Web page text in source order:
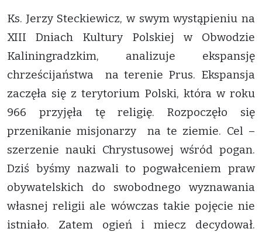
Ks. Jerzy Steckiewicz, w swym wystąpieniu na
XIII Dniach Kultury Polskiej w Obwodzie
Kaliningradzkim, analizuje ekspansję
chrześcijaństwa na terenie Prus. Ekspansja
zaczęła się z terytorium Polski, która w roku
966 przyjęła tę religię. Rozpoczęło się
przenikanie misjonarzy na te ziemie. Cel –
szerzenie nauki Chrystusowej wśród pogan.
Dziś byśmy nazwali to pogwałceniem praw
obywatelskich do swobodnego wyznawania
własnej religii ale wówczas takie pojęcie nie
istniało. Zatem ogień i miecz decydował.